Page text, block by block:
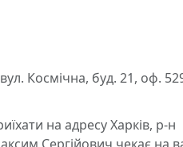
Космічна, буд. 21, оф.
на адресу Харків, р-н